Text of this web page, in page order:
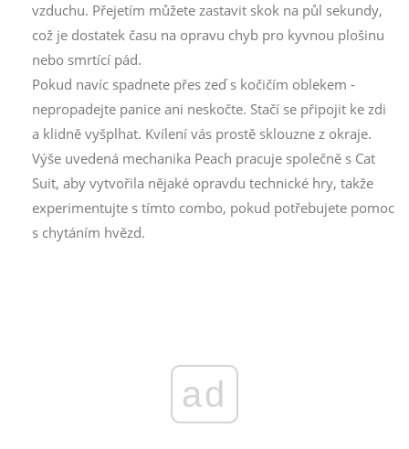
vzduchu. Přejetím můžete zastavit skok na půl sekundy,
což je dostatek času na opravu chyb pro kyvnou plošinu
nebo smrtící pád.
Pokud navíc spadnete přes zeď s kočičím oblekem -
nepropadejte panice ani neskočte. Stačí se připojit ke zdi
a klidně vyšplhat. Kvílení vás prostě sklouzne z okraje.
Výše uvedená mechanika Peach pracuje společně s Cat
Suit, aby vytvořila nějaké opravdu technické hry, takže
experimentujte s tímto combo, pokud potřebujete pomoc
s chytáním hvězd.
ad